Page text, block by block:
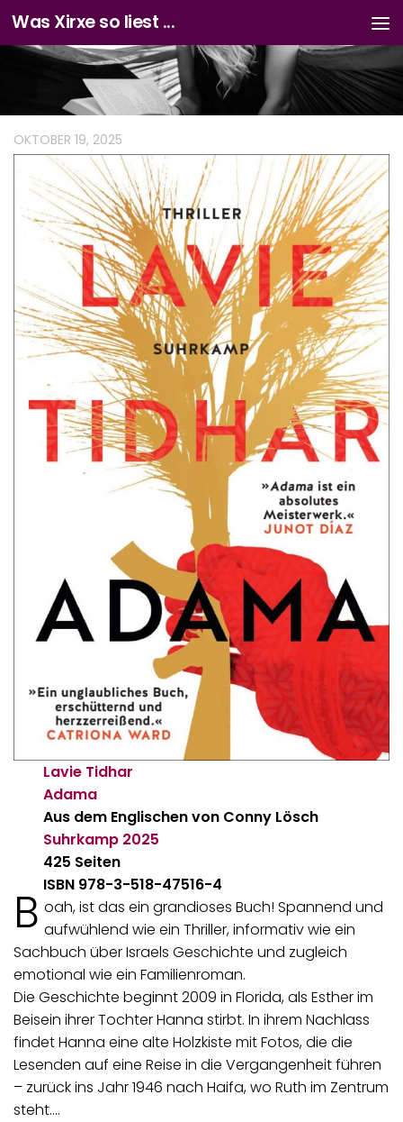
Zum Inhalt springen
Was Xirxe so liest ...
OKTOBER 19, 2025
Lavie Tidhar
Adama
Aus dem Englischen von Conny Lösch
Suhrkamp 2025
425 Seiten
ISBN 978-3-518-47516-4
B oah, ist das ein grandioses Buch! Spannend und
aufwühlend wie ein Thriller, informativ wie ein
Sachbuch über Israels Geschichte und zugleich
emotional wie ein Familienroman.
Die Geschichte beginnt 2009 in Florida, als Esther im
Beisein ihrer Tochter Hanna stirbt. In ihrem Nachlass
findet Hanna eine alte Holzkiste mit Fotos, die die
Lesenden auf eine Reise in die Vergangenheit führen
– zurück ins Jahr 1946 nach Haifa, wo Ruth im Zentrum
steht.…